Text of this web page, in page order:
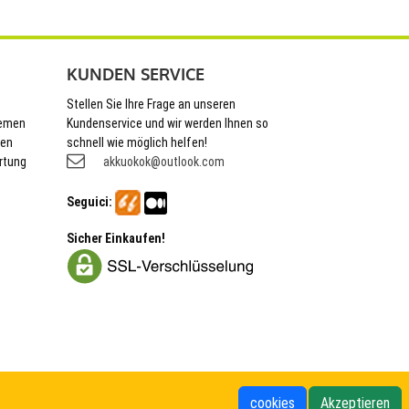
KUNDEN SERVICE
Stellen Sie Ihre Frage an unseren
Kundenservice und wir werden Ihnen so
schnell wie möglich helfen!
akkuokok@outlook.com
Seguici:
Sicher Einkaufen!
cookies Akzeptieren